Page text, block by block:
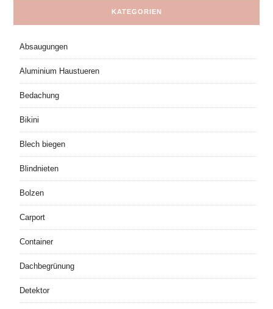
KATEGORIEN
Absaugungen
Aluminium Haustueren
Bedachung
Bikini
Blech biegen
Blindnieten
Bolzen
Carport
Container
Dachbegrünung
Detektor